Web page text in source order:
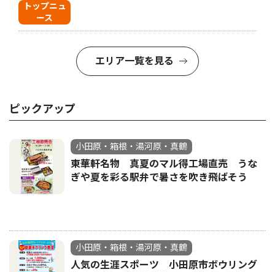
トップニュ
ース
エリア一覧を見る
ピックアップ
小田原・箱根・湯河原・真鶴
東華軒名物 真夏のマル得工場直売 うな
ぎや夏を彩る駅弁で暑さを吹き飛ばそう
小田原・箱根・湯河原・真鶴
人気の生涯スポーツ 小田原市ボウリング